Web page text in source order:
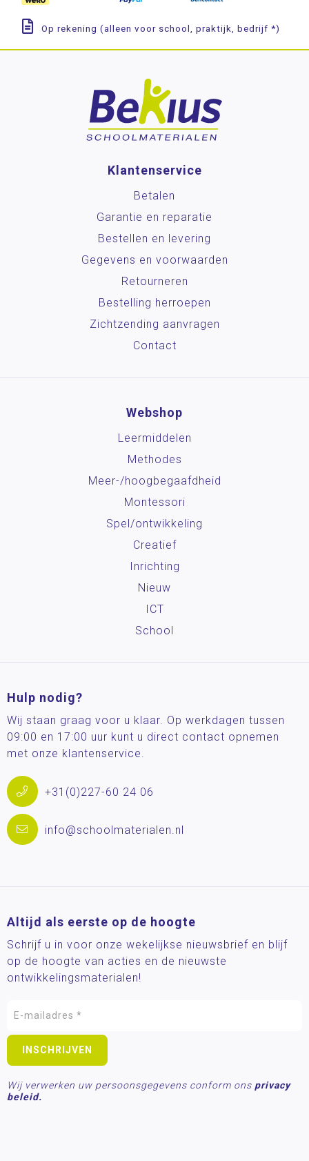
Op rekening (alleen voor school, praktijk, bedrijf *)
Klantenservice
Betalen
Garantie en reparatie
Bestellen en levering
Gegevens en voorwaarden
Retourneren
Bestelling herroepen
Zichtzending aanvragen
Contact
Webshop
Leermiddelen
Methodes
Meer-/hoog­begaafdheid
Montessori
Spel/ontwikkeling
Creatief
Inrichting
Nieuw
ICT
School
Hulp nodig?
Wij staan graag voor u klaar. Op werkdagen tussen
09:00 en 17:00 uur kunt u direct contact opnemen
met onze klantenservice.
+31(0)227-60 24 06
info@schoolmaterialen.nl
Altijd als eerste op de hoogte
Schrijf u in voor onze wekelijkse nieuwsbrief en blijf
op de hoogte van acties en de nieuwste
ontwikkelingsmaterialen!
Wij verwerken uw persoonsgegevens conform ons privacy
beleid.